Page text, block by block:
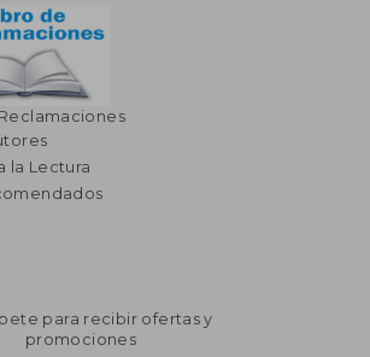
la Lectura
para recibir ofertas y
promociones